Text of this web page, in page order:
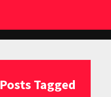
Posts Tagged: وظیفه